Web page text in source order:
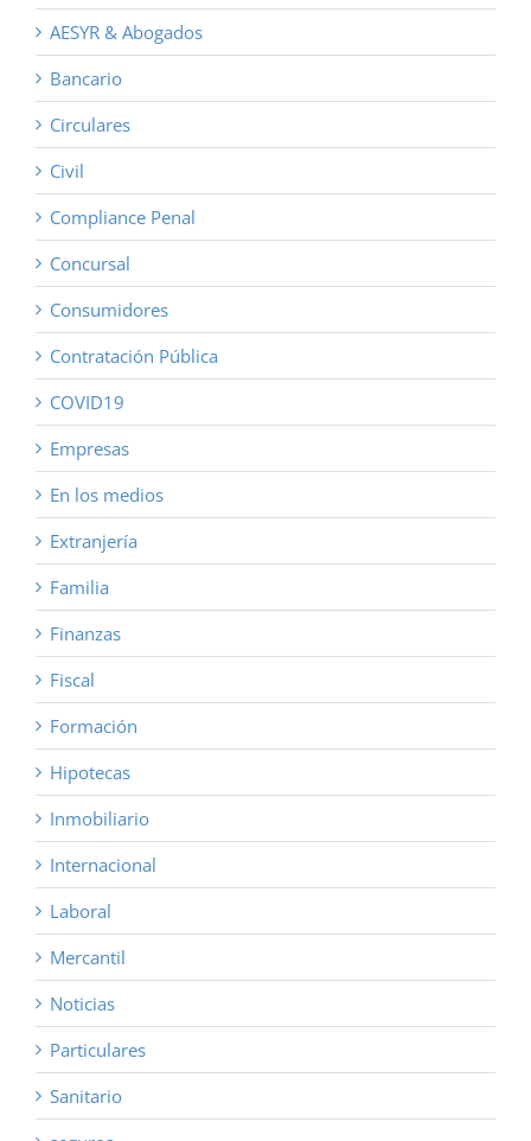
AESYR & Abogados
Bancario
Circulares
Civil
Compliance Penal
Concursal
Consumidores
Contratación Pública
COVID19
Empresas
En los medios
Extranjería
Familia
Finanzas
Fiscal
Formación
Hipotecas
Inmobiliario
Internacional
Laboral
Mercantil
Noticias
Particulares
Sanitario